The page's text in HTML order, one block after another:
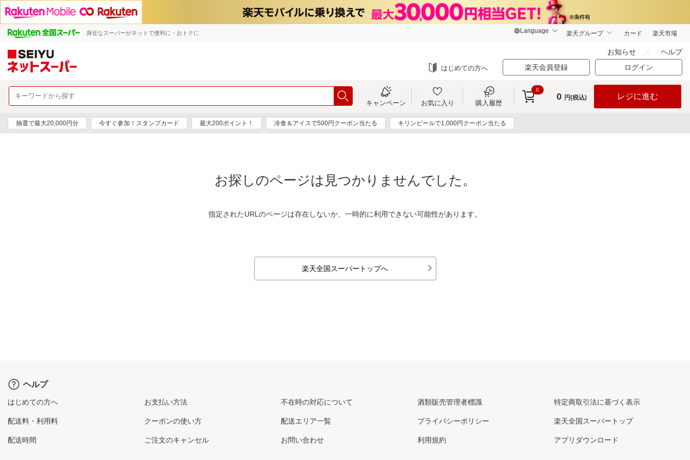
身近なスーパーがネットで便利に・おトクに 楽天グループ カード 楽天市場
お知らせ ヘルプ
はじめての方へ 楽天会員登録 ログイン
キャンペーン お気に入り 購入履歴
0
0 円(税込) レジに進む
抽選で最大20,000円分 今すぐ参加！スタンプカード 最大200ポイント！ 冷食＆アイスで500円クーポン当たる キリンビールで1,000円クーポン当たる
お探しのページは見つかりませんでした。
指定されたURLのページは存在しないか、一時的に利用できない可能性があります。
楽天全国スーパートップへ
ヘルプ
はじめての方へ
配送料・利用料
配送時間
お支払い方法
クーポンの使い方
ご注文のキャンセル
不在時の対応について
配送エリア一覧
お問い合わせ
酒類販売管理者標識
プライバシーポリシー
利用規約
特定商取引法に基づく表示
楽天全国スーパートップ
アプリダウンロード